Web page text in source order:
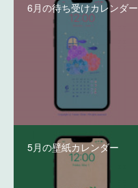
6月の待ち受けカレンダー
5月の壁紙カレンダー